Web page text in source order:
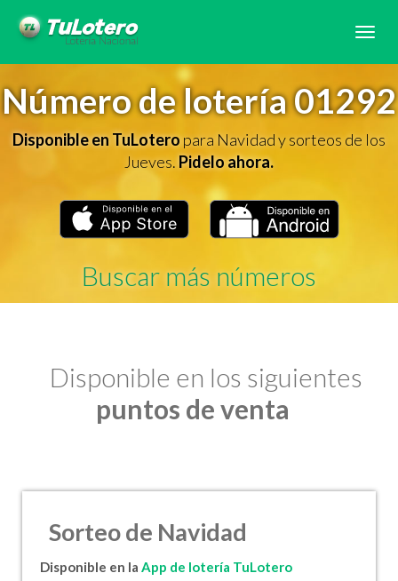
Número de lotería 01292
Disponible en TuLoteropara Navidad y sorteos de los
Jueves.Pidelo ahora.
Buscar más números
Disponible en los siguientes
puntos de venta
Sorteo de Navidad
Disponible en la App de lotería TuLotero